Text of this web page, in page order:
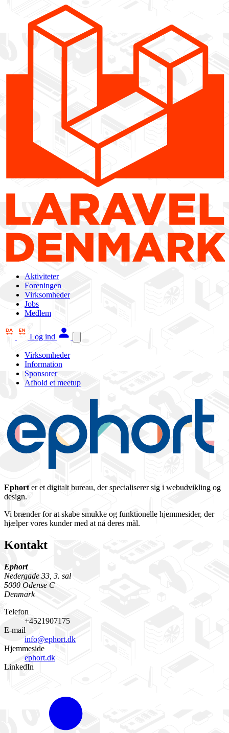
Aktiviteter
Foreningen
Virksomheder
Jobs
Medlem
Log ind
Virksomheder
Information
Sponsorer
Afhold et meetup
Ephort er et digitalt bureau, der specialiserer sig i webudvikling og
design.
Vi brænder for at skabe smukke og funktionelle hjemmesider, der
hjælper vores kunder med at nå deres mål.
Kontakt
Ephort
Nedergade 33, 3. sal
5000 Odense C
Denmark
Telefon
+4521907175
E-mail
info@ephort.dk
Hjemmeside
ephort.dk
LinkedIn